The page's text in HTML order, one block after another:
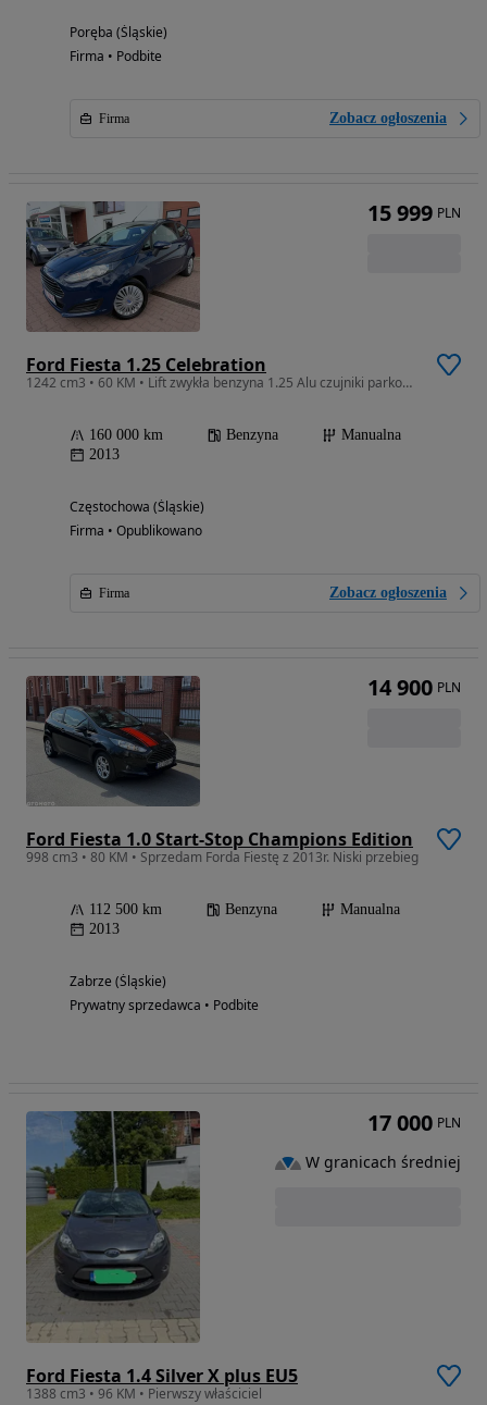
Poręba (Śląskie)
Firma • Podbite
Firma Zobacz ogłoszenia
Ford Fiesta 1.25 Celebration
1242 cm3 • 60 KM • Lift zwykła benzyna 1.25 Alu czujniki parkowania 1WŁ
160 000 km Benzyna
Manualna
2013
Częstochowa (Śląskie)
Firma • Opublikowano
Firma Zobacz ogłoszenia
15 999 PLN
Ford Fiesta 1.0 Start-Stop Champions Edition
998 cm3 • 80 KM • Sprzedam Forda Fiestę z 2013r. Niski przebieg
112 500 km Benzyna
Manualna
2013
Zabrze (Śląskie)
Prywatny sprzedawca • Podbite
14 900 PLN
Ford Fiesta 1.4 Silver X plus EU5
1388 cm3 • 96 KM • Pierwszy właściciel
17 000 PLN
W granicach średniej